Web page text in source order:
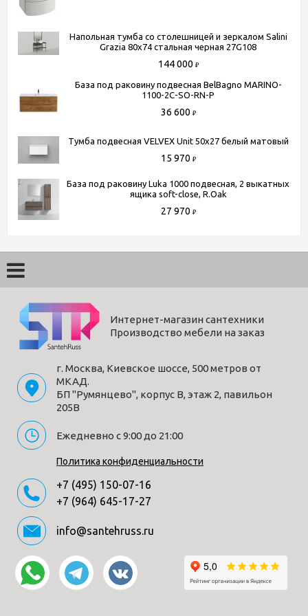
Напольная тумба со столешницей и зеркалом Salini
Grazia 80x74 стальная черная 27G108
144 000 ₽
База под раковину подвесная BelBagno MARINO-
1100-2C-SO-RN-P
36 600 ₽
Тумба подвесная VELVEX Unit 50х27 белый матовый
15 970 ₽
База под раковину Luka 1000 подвесная, 2 выкатных
ящика soft-close, R.Oak
27 970 ₽
Интернет-магазин сантехники
Производство мебели на заказ
г. Москва, Киевское шоссе, 500 метров от
МКАД.
БП "Румянцево", корпус В, этаж 2, павильон
205В
Ежедневно с 9:00 до 21:00
Политика конфиденциальности
+7 (495) 150-07-16
+7 (964) 645-17-27
info@santehruss.ru